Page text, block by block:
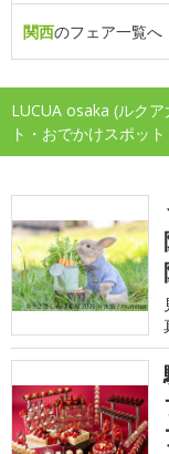
関西のフェア一覧へ
LUCUA osaka (ルク
ト・おでかけスポット